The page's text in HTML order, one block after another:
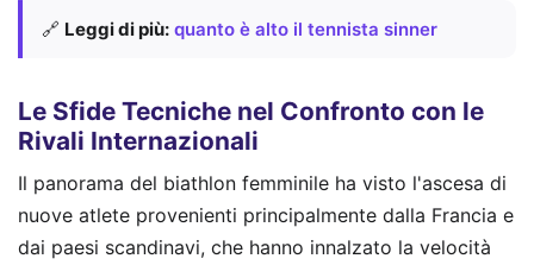
🔗 Leggi di più: quanto è alto il tennista sinner
Le Sfide Tecniche nel Confronto con le
Rivali Internazionali
Il panorama del biathlon femminile ha visto l'ascesa di
nuove atlete provenienti principalmente dalla Francia e
dai paesi scandinavi, che hanno innalzato la velocità